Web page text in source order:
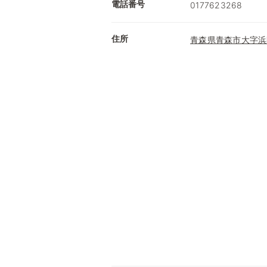
電話番号 0177623268
住所 青森県青森市大字